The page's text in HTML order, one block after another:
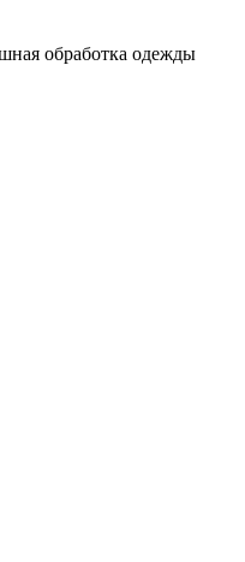
обработка одежды